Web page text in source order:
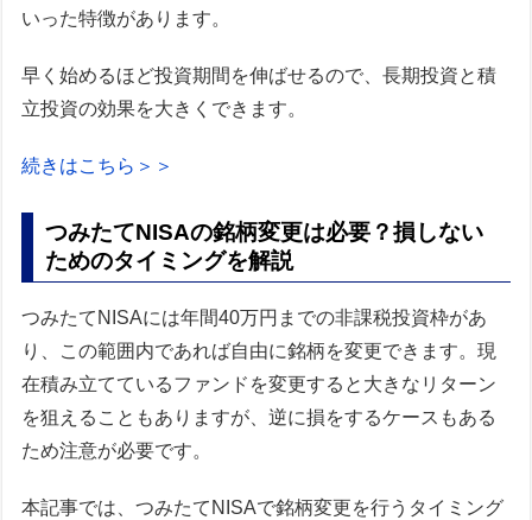
いった特徴があります。
早く始めるほど投資期間を伸ばせるので、長期投資と積
立投資の効果を大きくできます。
続きはこちら＞＞
つみたてNISAの銘柄変更は必要？損しない
ためのタイミングを解説
つみたてNISAには年間40万円までの非課税投資枠があ
り、この範囲内であれば自由に銘柄を変更できます。現
在積み立てているファンドを変更すると大きなリターン
を狙えることもありますが、逆に損をするケースもある
ため注意が必要です。
本記事では、つみたてNISAで銘柄変更を行うタイミング